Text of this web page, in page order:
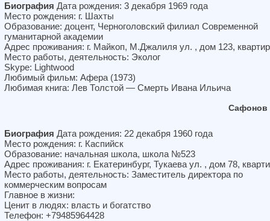
Биография Дата рождения: 3 декабря 1969 года
Место рождения: г. Шахты
Образование: доцент, Черноголовский филиал Современной
гуманитарной академии
Адрес проживания: г. Майкоп, М.Джалиля ул. , дом 123,
Место работы, деятельность: Эколог
Skype: Lightwood
Любимый фильм: Афера (1973)
Любимая книга: Лев Толстой — Смерть Ивана Ильича
Сафонов
Биография Дата рождения: 22 декабря 1960 года
Место рождения: г. Каспийск
Образование: начальная школа, школа №523
Адрес проживания: г. Екатеринбург, Тукаева ул. , дом 78,
Место работы, деятельность: Заместитель директора по
коммерческим вопросам
Главное в жизни:
Ценит в людях: власть и богатство
Телефон: +79485964428